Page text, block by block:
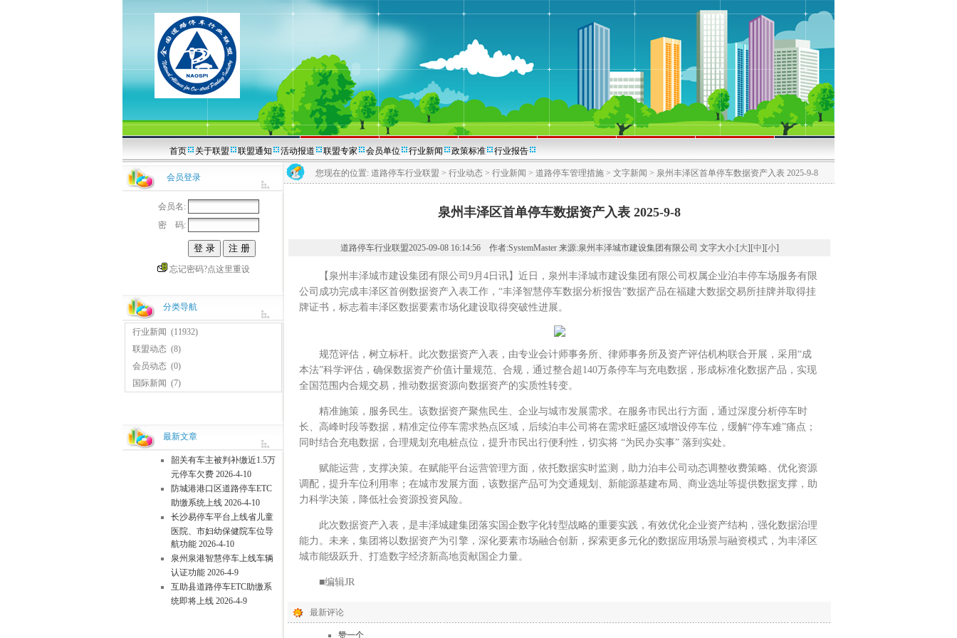
首页 关于联盟 联盟通知 活动报道 联盟专家 会员单位 行业新闻 政策标准 行业报告
会员登录
会员名:
密 码:
忘记密码?点这里重设
分类导航
行业新闻 (11932)
联盟动态 (8)
会员动态 (0)
国际新闻 (7)
最新文章
韶关有车主被判补缴近1.5万
元停车欠费 2026-4-10
防城港港口区道路停车ETC
助缴系统上线 2026-4-10
长沙易停车平台上线省儿童
医院、市妇幼保健院车位导
航功能 2026-4-10
泉州泉港智慧停车上线车辆
认证功能 2026-4-9
互助县道路停车ETC助缴系
统即将上线 2026-4-9
您现在的位置: 道路停车行业联盟 > 行业动态 > 行业新闻 > 道路停车管理措施 > 文字新闻 > 泉州丰泽区首单停车数据资产入表 2025-9-8
泉州丰泽区首单停车数据资产入表 2025-9-8
道路停车行业联盟2025-09-08 16:14:56 作者:SystemMaster 来源:泉州丰泽城市建设集团有限公司 文字大小:[大][中][小]
【泉州丰泽城市建设集团有限公司9月4日讯】近日，泉州丰泽城市建设集团有限公司权属企业泊丰停车场服务有限
公司成功完成丰泽区首例数据资产入表工作，“丰泽智慧停车数据分析报告”数据产品在福建大数据交易所挂牌并取得挂
牌证书，标志着丰泽区数据要素市场化建设取得突破性进展。
规范评估，树立标杆。此次数据资产入表，由专业会计师事务所、律师事务所及资产评估机构联合开展，采用“成
本法”科学评估，确保数据资产价值计量规范、合规，通过整合超140万条停车与充电数据，形成标准化数据产品，实现
全国范围内合规交易，推动数据资源向数据资产的实质性转变。
精准施策，服务民生。该数据资产聚焦民生、企业与城市发展需求。在服务市民出行方面，通过深度分析停车时
长、高峰时段等数据，精准定位停车需求热点区域，后续泊丰公司将在需求旺盛区域增设停车位，缓解“停车难”痛点；
同时结合充电数据，合理规划充电桩点位，提升市民出行便利性，切实将 “为民办实事” 落到实处。
赋能运营，支撑决策。在赋能平台运营管理方面，依托数据实时监测，助力泊丰公司动态调整收费策略、优化资源
调配，提升车位利用率；在城市发展方面，该数据产品可为交通规划、新能源基建布局、商业选址等提供数据支撑，助
力科学决策，降低社会资源投资风险。
此次数据资产入表，是丰泽城建集团落实国企数字化转型战略的重要实践，有效优化企业资产结构，强化数据治理
能力。未来，集团将以数据资产为引擎，深化要素市场融合创新，探索更多元化的数据应用场景与融资模式，为丰泽区
城市能级跃升、打造数字经济新高地贡献国企力量。
■编辑JR
最新评论
赞一个